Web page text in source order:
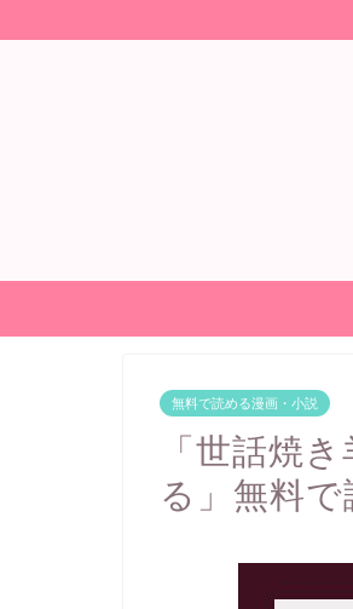
無料で読める漫画・小説
「世話焼
る」無料